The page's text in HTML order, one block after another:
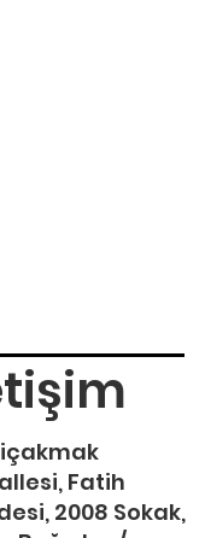
Fatih
2008 Sokak,